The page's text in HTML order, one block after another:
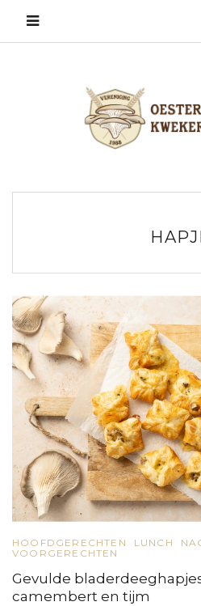
HOOFDGERECHTEN LUNCH
VOORGERECHTEN
Gevulde
camembert en tijm